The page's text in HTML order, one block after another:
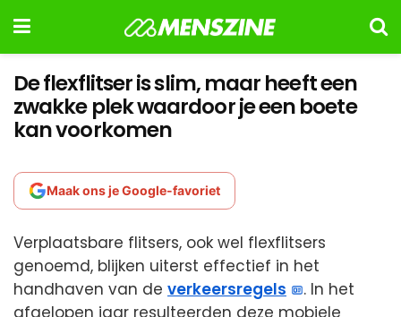
De flexflitser is slim, maar heeft een
zwakke plek waardoor je een boete
kan voorkomen
Maak ons je Google-favoriet
Verplaatsbare flitsers, ook wel flexflitsers
genoemd, blijken uiterst effectief in het
handhaven van de verkeersregels
. In het
afgelopen jaar resulteerden deze mobiele